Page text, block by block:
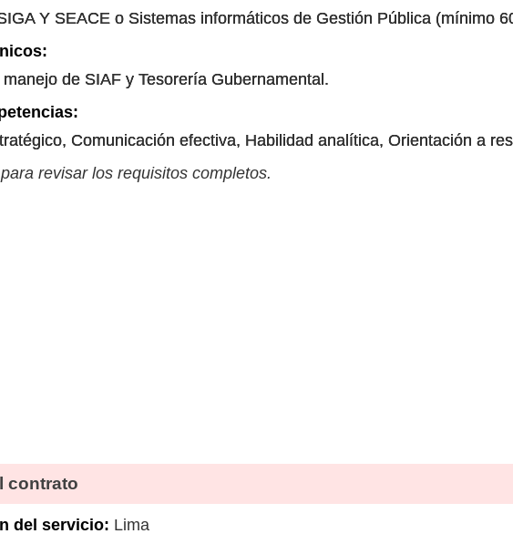
Y SEACE o Sistemas informáticos de Gestión Pública (mínimo
de SIAF y Tesorería Gubernamental.
Comunicación efectiva, Habilidad analítica, Orientación a
revisar los requisitos completos.
contrato
del servicio: Lima